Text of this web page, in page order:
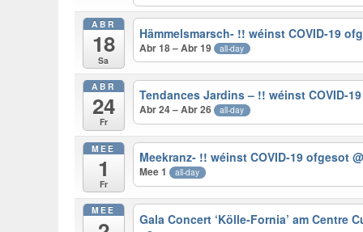
ABR
18
Sa
Hämmelsmarsch- !! wéinst COVID-19
Abr 18 – Abr 19 all-day
ABR
24
Fr
Tendances Jardins – !! wéinst COVID-
Abr 24 – Abr 26 all-day
MEE
1
Fr
Meekranz- !! wéinst COVID-19 ofgesot
Mee 1 all-day
MEE
Gala Concert ‘Kölle-Fornia’ am